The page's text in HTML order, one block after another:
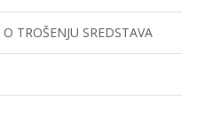
TROŠENJU SREDSTAVA